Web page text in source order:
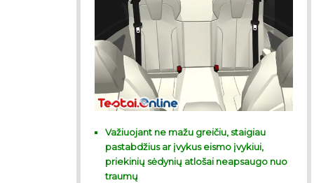
Važiuojant ne mažu greičiu, staigiau
pastabdžius ar įvykus eismo įvykiui,
priekinių sėdynių atlošai neapsaugo nuo
traumų